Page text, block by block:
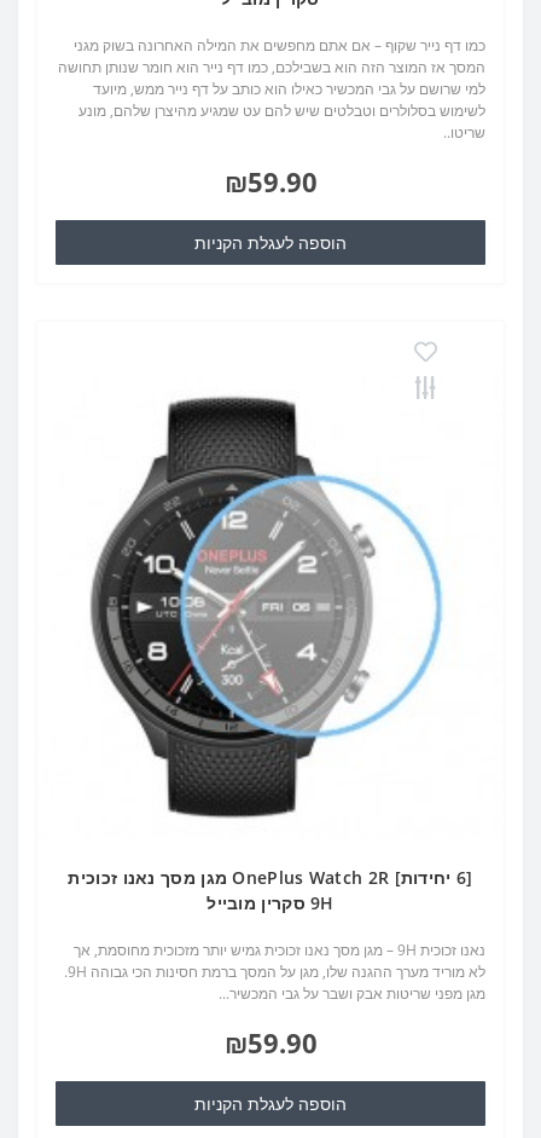
כמו דף נייר שקוף – אם אתם מחפשים את המילה האחרונה בשוק מגני
המסך אז המוצר הזה הוא בשבילכם, כמו דף נייר הוא חומר שנותן תחושה
למי שרושם על גבי המכשיר כאילו הוא כותב על דף נייר ממש, מיועד
לשימוש בסלולרים וטבלטים שיש להם עט שמגיע מהיצרן שלהם, מונע
שריטו..
₪59.90
הוספה לעגלת הקניות
[6 יחידות] OnePlus Watch 2R מגן מסך נאנו זכוכית
9H סקרין מובייל
נאנו זכוכית 9H – מגן מסך נאנו זכוכית גמיש יותר מזכוכית מחוסמת, אך
לא מוריד מערך ההגנה שלו, מגן על המסך ברמת חסינות הכי גבוהה 9H.
מגן מפני שריטות אבק ושבר על גבי המכשיר...
₪59.90
הוספה לעגלת הקניות